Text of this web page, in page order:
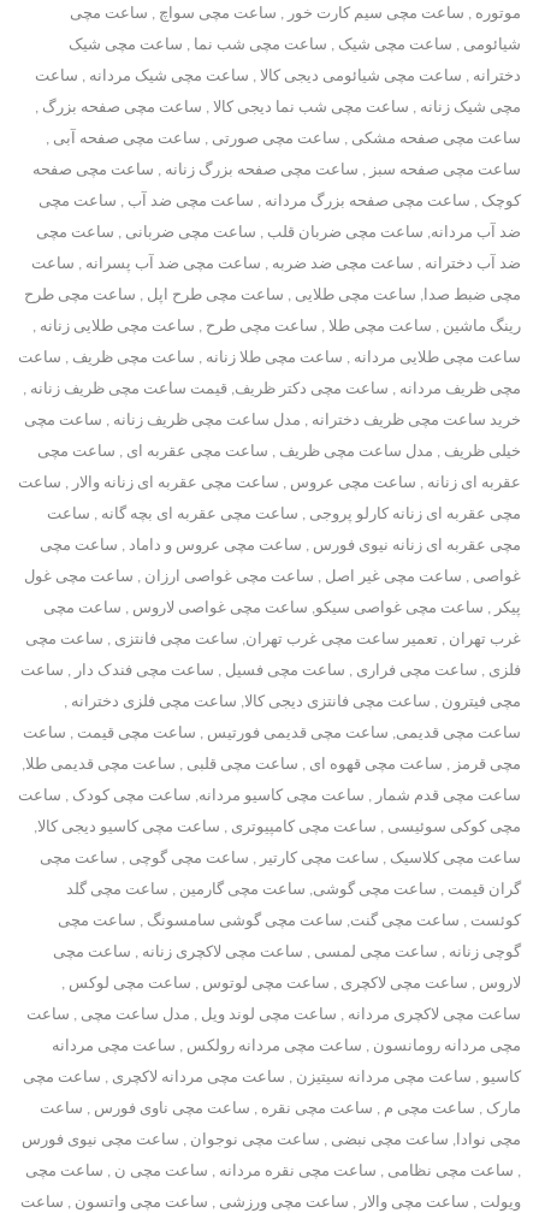
موتوره , ساعت مچی سیم کارت خور , ساعت مچی سواچ , ساعت مچی
شیائومی , ساعت مچی شیک , ساعت مچی شب نما , ساعت مچی شیک
دخترانه , ساعت مچی شیائومی دیجی کالا , ساعت مچی شیک مردانه , ساعت
مچی شیک زنانه , ساعت مچی شب نما دیجی کالا , ساعت مچی صفحه بزرگ ,
ساعت مچی صفحه مشکی , ساعت مچی صورتی , ساعت مچی صفحه آبی ,
ساعت مچی صفحه سبز , ساعت مچی صفحه بزرگ زنانه , ساعت مچی صفحه
کوچک , ساعت مچی صفحه بزرگ مردانه , ساعت مچی ضد آب , ساعت مچی
ضد آب مردانه, ساعت مچی ضربان قلب , ساعت مچی ضربانی , ساعت مچی
ضد آب دخترانه , ساعت مچی ضد ضربه , ساعت مچی ضد آب پسرانه , ساعت
مچی ضبط صدا, ساعت مچی طلایی , ساعت مچی طرح اپل , ساعت مچی طرح
رینگ ماشین , ساعت مچی طلا , ساعت مچی طرح , ساعت مچی طلایی زنانه ,
ساعت مچی طلایی مردانه , ساعت مچی طلا زنانه , ساعت مچی ظریف , ساعت
مچی ظریف مردانه , ساعت مچی دکتر ظریف, قیمت ساعت مچی ظریف زنانه ,
خرید ساعت مچی ظریف دخترانه , مدل ساعت مچی ظریف زنانه , ساعت مچی
خیلی ظریف , مدل ساعت مچی ظریف , ساعت مچی عقربه ای , ساعت مچی
عقربه ای زنانه , ساعت مچی عروس , ساعت مچی عقربه ای زنانه والار , ساعت
مچی عقربه ای زنانه کارلو پروجی , ساعت مچی عقربه ای بچه گانه , ساعت
مچی عقربه ای زنانه نیوی فورس , ساعت مچی عروس و داماد , ساعت مچی
غواصی , ساعت مچی غیر اصل , ساعت مچی غواصی ارزان , ساعت مچی غول
پیکر , ساعت مچی غواصی سیکو, ساعت مچی غواصی لاروس , ساعت مچی
غرب تهران , تعمیر ساعت مچی غرب تهران, ساعت مچی فانتزی , ساعت مچی
فلزی , ساعت مچی فراری , ساعت مچی فسیل , ساعت مچی فندک دار , ساعت
مچی فیترون , ساعت مچی فانتزی دیجی کالا, ساعت مچی فلزی دخترانه ,
ساعت مچی قدیمی, ساعت مچی قدیمی فورتیس , ساعت مچی قیمت , ساعت
مچی قرمز , ساعت مچی قهوه ای , ساعت مچی قلبی , ساعت مچی قدیمی طلا,
ساعت مچی قدم شمار , ساعت مچی کاسیو مردانه, ساعت مچی کودک , ساعت
مچی کوکی سوئیسی , ساعت مچی کامپیوتری , ساعت مچی کاسیو دیجی کالا,
ساعت مچی کلاسیک , ساعت مچی کارتیر , ساعت مچی گوچی , ساعت مچی
گران قیمت , ساعت مچی گوشی, ساعت مچی گارمین , ساعت مچی گلد
کوئست , ساعت مچی گنت, ساعت مچی گوشی سامسونگ , ساعت مچی
گوچی زنانه , ساعت مچی لمسی , ساعت مچی لاکچری زنانه , ساعت مچی
لاروس , ساعت مچی لاکچری , ساعت مچی لوتوس , ساعت مچی لوکس ,
ساعت مچی لاکچری مردانه , ساعت مچی لوند ویل , مدل ساعت مچی , ساعت
مچی مردانه رومانسون , ساعت مچی مردانه رولکس , ساعت مچی مردانه
کاسیو , ساعت مچی مردانه سیتیزن , ساعت مچی مردانه لاکچری , ساعت مچی
مارک , ساعت مچی م , ساعت مچی نقره , ساعت مچی ناوی فورس , ساعت
مچی نوادا, ساعت مچی نبضی , ساعت مچی نوجوان , ساعت مچی نیوی فورس
, ساعت مچی نظامی , ساعت مچی نقره مردانه , ساعت مچی ن , ساعت مچی
ویولت , ساعت مچی والار , ساعت مچی ورزشی , ساعت مچی واتسون , ساعت